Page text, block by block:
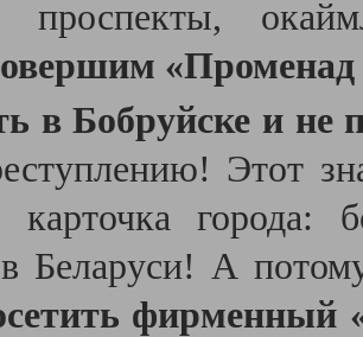
проспекты,
«Променад
в Бобруйске и не
Этот
карточка города:
Беларуси! А
фирменный